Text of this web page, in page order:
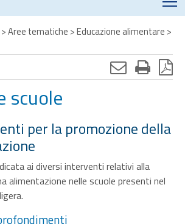
>Aree tematiche >Educazione alimentare >
scuole
per la promozione della
ai diversi interventi relativi alla
alimentazione nelle scuole presenti nel